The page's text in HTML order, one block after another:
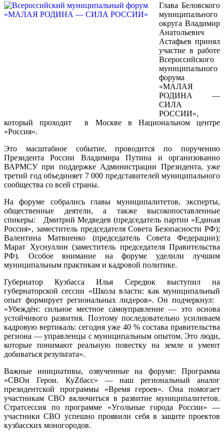
Глава Беловского
муниципального
округа Владимир
Анатольевич
Астафьев принял
участие в работе
Всероссийского
муниципального
форума
«МАЛАЯ
РОДИНА —
СИЛА
РОССИИ»,
который проходит в Москве в Национальном центре
«Россия».
Это масштабное событие, проводится по поручению
Президента России Владимира Путина и организованно
ВАРМСУ при поддержке Администрации Президента, уже
третий год объединяет 7 000 представителей муниципального
сообщества со всей страны.
На форуме собрались главы муниципалитетов, эксперты,
общественные деятели, а также высокопоставленные
спикеры: Дмитрий Медведев (председатель партии «Единая
Россия», заместитель председателя Совета Безопасности РФ);
Валентина Матвиенко (председатель Совета Федерации);
Марат Хуснуллин (заместитель председателя Правительства
РФ). Особое внимание на форуме уделили лучшим
муниципальным практикам и кадровой политике.
Губернатор Кузбасса Илья Середюк выступил на
губернаторской сессии «Школа власти: как муниципальный
опыт формирует региональных лидеров». Он подчеркнул:
«Убеждён: сильное местное самоуправление — это основа
устойчивого развития. Поэтому последовательно усиливаем
кадровую вертикаль: сегодня уже 40 % состава правительства
региона — управленцы с муниципальным опытом. Это люди,
которые понимают реальную повестку на земле и умеют
добиваться результата».
Важные инициативы, озвученные на форуме: Программа
«СВОи Герои. КуZбасс» — наш региональный аналог
президентской программы «Время героев». Она помогает
участникам СВО включиться в развитие муниципалитетов.
Стратсессия по программе «Угольные города России» —
участники СВО успешно проявили себя в защите проектов
кузбасских моногородов.